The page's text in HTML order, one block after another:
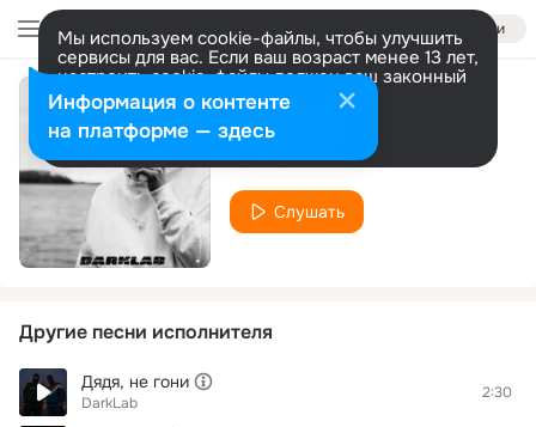
Войти
Мы используем cookie-файлы, чтобы улучшить
сервисы для вас. Если ваш возраст менее 13 лет,
настроить cookie-файлы должен ваш законный
представитель. Больше информации
Разрешить все Настроить
Чёрная музыка
DarkLab
Слушать
Другие песни исполнителя
Дядя, не гони
DarkLab
2:30
Информация о контенте
на платформе — здесь